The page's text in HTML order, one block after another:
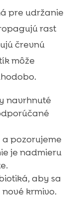
pre udržanie
rast
črevnú
môže
navrhnuté
pozorujeme
je nadmieru
aby sa
krmivo.